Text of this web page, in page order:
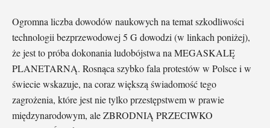
Ogromna liczba dowodów naukowych na temat szkodliwości
technologii bezprzewodowej 5 G dowodzi (w linkach poniżej),
że jest to próba dokonania ludobójstwa na MEGASKALĘ
PLANETARNĄ. Rosnąca szybko fala protestów w Polsce i w
świecie wskazuje, na coraz większą świadomość tego
zagrożenia, które jest nie tylko przestępstwem w prawie
międzynarodowym, ale ZBRODNIĄ PRZECIWKO